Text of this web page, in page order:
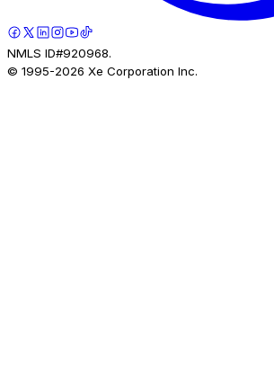
NMLS ID#920968.
© 1995-2026 Xe Corporation Inc.